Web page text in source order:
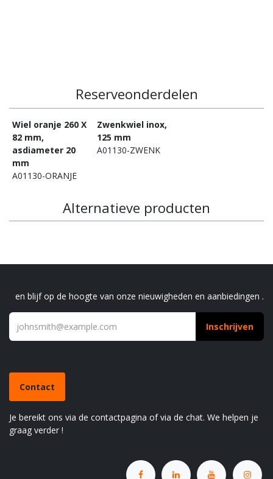
Reserveonderdelen
Wiel oranje 260 X
82 mm,
asdiameter 20
mm
A01130-ORANJE
Zwenkwiel inox,
125 mm
A01130-ZWENK
Alternatieve producten
en blijf op de hoogte van onze nieuwigheden en aanbiedingen .
Inschrijven
Contact
Je bereikt ons via de contactpagina of via de chat. We helpen je
graag verder !